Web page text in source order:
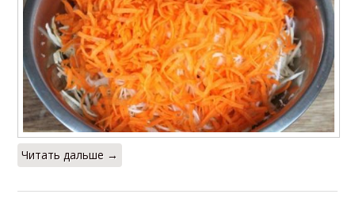
Читать дальше →